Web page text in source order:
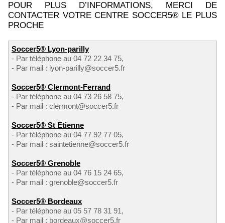
POUR PLUS D’INFORMATIONS, MERCI DE
CONTACTER VOTRE CENTRE SOCCER5® LE PLUS
PROCHE
Soccer5® Lyon-parilly
- Par téléphone au 04 72 22 34 75,
- Par mail : lyon-parilly@soccer5.fr
Soccer5® Clermont-Ferrand
- Par téléphone au 04 73 26 58 75,
- Par mail : clermont@soccer5.fr
Soccer5® St Etienne
- Par téléphone au 04 77 92 77 05,
- Par mail : saintetienne@soccer5.fr
Soccer5® Grenoble
- Par téléphone au 04 76 15 24 65,
- Par mail : grenoble@soccer5.fr
Soccer5® Bordeaux
- Par téléphone au 05 57 78 31 91,
- Par mail : bordeaux@soccer5.fr